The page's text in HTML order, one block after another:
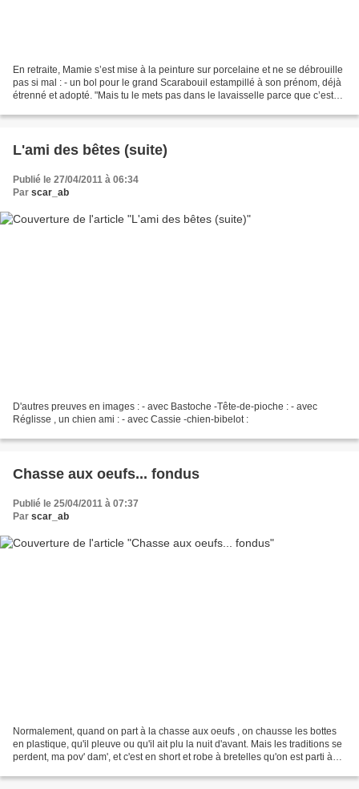
En retraite, Mamie s’est mise à la peinture sur porcelaine et ne se débrouille
pas si mal : - un bol pour le grand Scarabouil estampillé à son prénom, déjà
étrenné et adopté. "Mais tu le mets pas dans le lavaisselle parce que c’est
L'ami des bêtes (suite)
Publié le 27/04/2011 à 06:34
Par scar_ab
D'autres preuves en images : - avec Bastoche -Tête-de-pioche : - avec
Réglisse , un chien ami : - avec Cassie -chien-bibelot :
Chasse aux oeufs... fondus
Publié le 25/04/2011 à 07:37
Par scar_ab
Normalement, quand on part à la chasse aux oeufs , on chausse les bottes
en plastique, qu'il pleuve ou qu'il ait plu la nuit d'avant. Mais les traditions se
perdent, ma pov' dam', et c'est en short et robe à bretelles qu'on est parti à